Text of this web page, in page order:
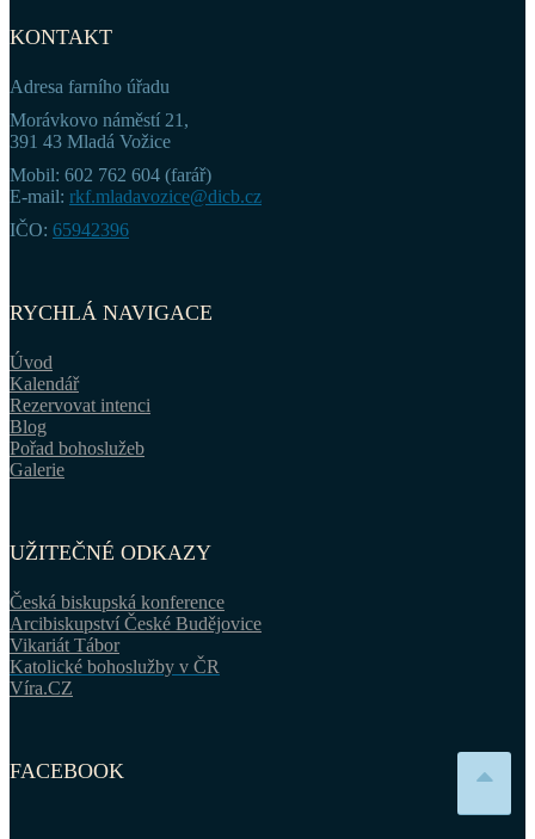
KONTAKT
Adresa farního úřadu
Morávkovo náměstí 21,
391 43 Mladá Vožice
Mobil: 602 762 604 (farář)
E-mail: rkf.mladavozice@dicb.cz
IČO: 65942396
RYCHLÁ NAVIGACE
Úvod
Kalendář
Rezervovat intenci
Blog
Pořad bohoslužeb
Galerie
UŽITEČNÉ ODKAZY
Česká biskupská konference
Arcibiskupství České Budějovice
Vikariát Tábor
Katolické bohoslužby v ČR
Víra.CZ
FACEBOOK